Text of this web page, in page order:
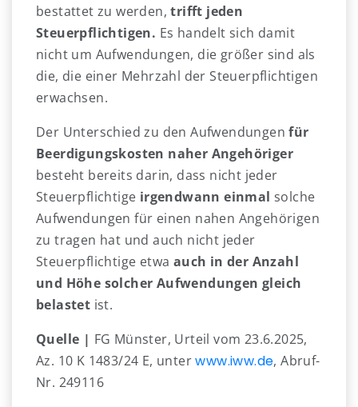
bestattet zu werden, trifft jeden
Steuerpflichtigen. Es handelt sich damit
nicht um Aufwendungen, die größer sind als
die, die einer Mehrzahl der Steuerpflichtigen
erwachsen.
Der Unterschied zu den Aufwendungenfür
Beerdigungskosten naher Angehöriger
besteht bereits darin, dass nicht jeder
Steuerpflichtige irgendwann einmal solche
Aufwendungen für einen nahen Angehörigen
zu tragen hat und auch nicht jeder
Steuerpflichtige etwa auch in der Anzahl
und Höhe solcher Aufwendungen gleich
belastet ist.
Quelle | FG Münster, Urteil vom 23.6.2025,
Az. 10 K 1483/24 E, unterwww.iww.de, Abruf-
Nr. 249116